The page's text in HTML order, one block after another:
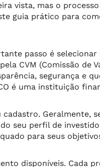
vista, mas o
guia prático para
passo é selecionar
CVM (Comissão de
segurança e
é uma instituição
Geralmente,
seu perfil de
para seus
disponíveis. Cada